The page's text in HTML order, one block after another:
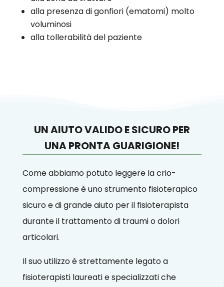
alla presenza di gonfiori (ematomi) molto
voluminosi
alla tollerabilità del paziente
UN AIUTO VALIDO E SICURO PER
UNA PRONTA GUARIGIONE!
Come abbiamo potuto leggere la crio-
compressione è uno strumento fisioterapico
sicuro e di grande aiuto per il fisioterapista
durante il trattamento di traumi o dolori
articolari.
Il suo utilizzo è strettamente legato a
fisioterapisti laureati e specializzati che